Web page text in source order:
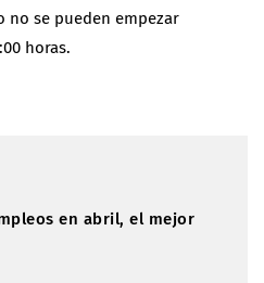
no se pueden empezar
horas.
en abril, el mejor